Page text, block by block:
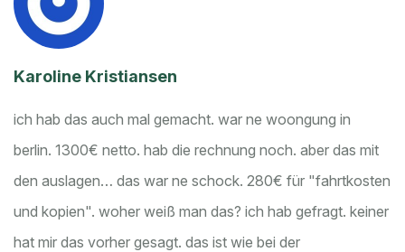
Karoline Kristiansen
ich hab das auch mal gemacht. war ne woongung in
berlin. 1300€ netto. hab die rechnung noch. aber das mit
den auslagen… das war ne schock. 280€ für "fahrtkosten
und kopien". woher weiß man das? ich hab gefragt. keiner
hat mir das vorher gesagt. das ist wie bei der